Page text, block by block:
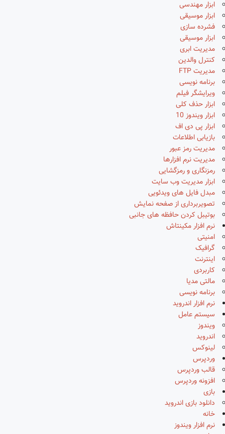
ابزار مهندسی
ابزار موسیقی
فشرده سازی
ابزار موسیقی
مدیریت ابری
کنترل والدین
مدیریت FTP
برنامه نویسی
ویرایشگر فیلم
ابزار حذف کلی
ابزار ویندوز 10
ابزار پی دی اف
بازیابی اطلاعات
مدیریت رمز عبور
مدیریت نرم افزارها
رمزنگاری و رمزگشایی
ابزار مدیریت وب سایت
مبدل فایل های ویدئویی
تصویربرداری از صفحه نمایش
بوتیبل کردن حافظه های جانبی
نرم افزار مکینتاش
امنیتی
گرافیک
اینترنت
کاربردی
مالتی مدیا
برنامه نویسی
نرم افزار اندروید
سیستم عامل
ویندوز
اندروید
لینوکس
وردپرس
قالب وردپرس
افزونه وردپرس
بازی
دانلود بازی اندروید
خانه
نرم افزار ویندوز